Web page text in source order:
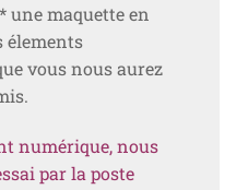
une maquette en
élements
vous nous aurez
numérique, nous
par la poste